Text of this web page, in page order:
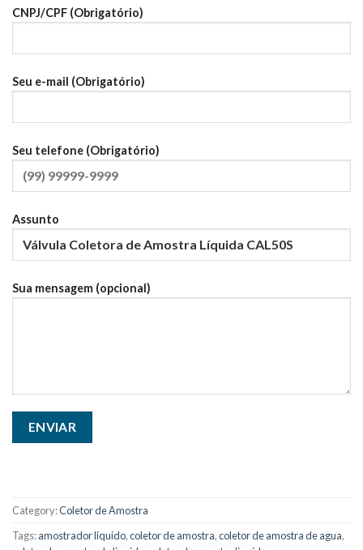
CNPJ/CPF (Obrigatório)
Seu e-mail (Obrigatório)
Seu telefone (Obrigatório)
Assunto
Sua mensagem (opcional)
Category:Coletor de Amostra
Tags:amostrador liquido,coletor de amostra,coletor de amostra de agua,